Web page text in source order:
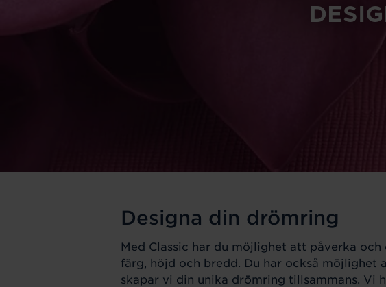
Designa din drömring
Med Classic har du möjlighet att påverka
färg, höjd och bredd. Du har också
skapar vi din unika drömring tillsammans. Vi